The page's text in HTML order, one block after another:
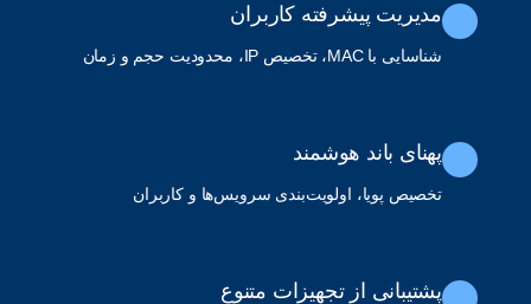
مدیریت پیشرفته کاربران
شناسایی با MAC، تخصیص IP، محدودیت حجم و زمان
پهنای باند هوشمند
تخصیص پویا، اولویت‌بندی سرویس‌ها و کاربران
پشتیبانی از تجهیزات متنوع